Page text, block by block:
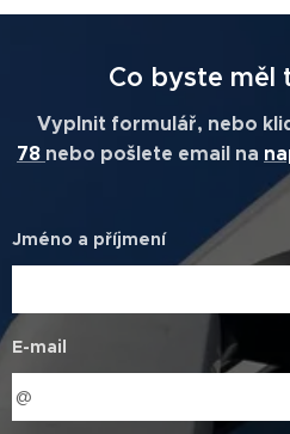
Co byste měl
Vyplnit formulář, nebo
78 nebo pošlete email na
Jméno a příjmení
E-mail